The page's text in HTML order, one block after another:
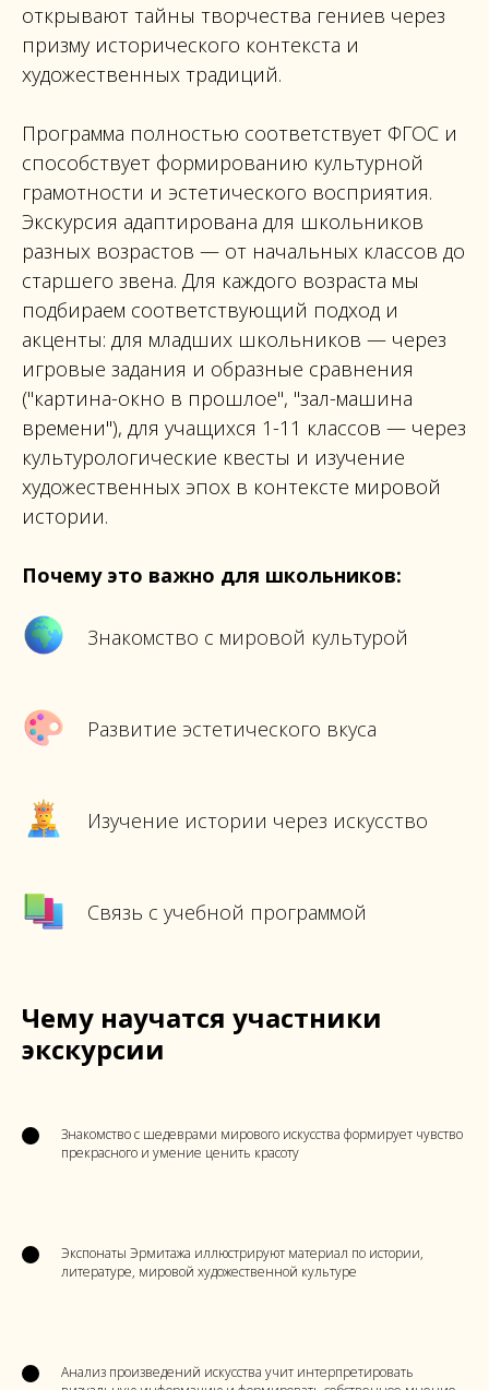
открывают тайны творчества гениев через
призму исторического контекста и
художественных традиций.
Программа полностью соответствует ФГОС и
способствует формированию культурной
грамотности и эстетического восприятия.
Экскурсия адаптирована для школьников
разных возрастов — от начальных классов до
старшего звена. Для каждого возраста мы
подбираем соответствующий подход и
акценты: для младших школьников — через
игровые задания и образные сравнения
("картина-окно в прошлое", "зал-машина
времени"), для учащихся 1-11 классов — через
культурологические квесты и изучение
художественных эпох в контексте мировой
истории.
Почему это важно для школьников:
Знакомство с мировой культурой
Развитие эстетического вкуса
Изучение истории через искусство
Связь с учебной программой
Чему научатся участники
экскурсии
Знакомство с шедеврами мирового искусства формирует чувство
прекрасного и умение ценить красоту
Экспонаты Эрмитажа иллюстрируют материал по истории,
литературе, мировой художественной культуре
Анализ произведений искусства учит интерпретировать